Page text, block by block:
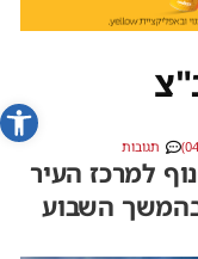
פתח
תגובות
למרכז העיר
השבוע